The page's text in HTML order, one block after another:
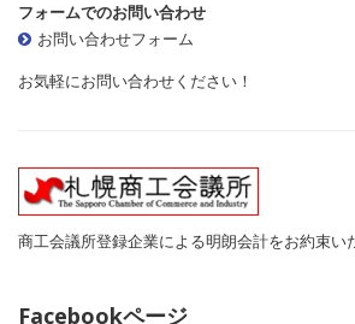
フォームでのお問い合わせ
お問い合わせフォーム
お気軽にお問い合わせください！
商工会議所登録企業による明朗会計をお約束い
Facebookページ